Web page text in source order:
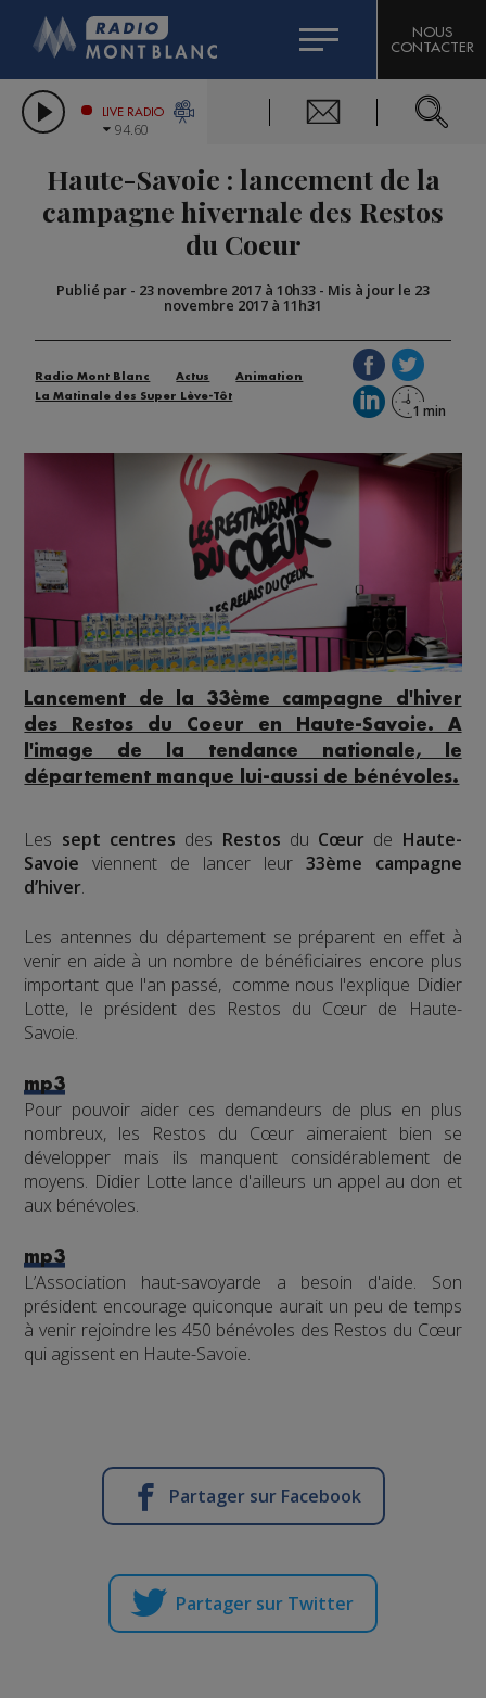
LES CHRONIQUES DE L'EXPERT
CITIZEN MACHINERY
GRAND MASSIF DOMAINES SKIABLES
BIGARD
COMPAGNIE DU MONT-BLANC
NOUS
CONTACTER
LIVE RADIO
94.60
Haute-Savoie : lancement de la
campagne hivernale des Restos
du Coeur
Publié par - 23 novembre 2017 à 10h33 - Mis à jour le 23
novembre 2017 à 11h31
Radio Mont Blanc Actus
Animation
La Matinale des Super Lève-Tôt
Lancement de la 33ème campagne d'hiver
des Restos du Coeur en Haute-Savoie. A
l'image de la tendance nationale, le
département manque lui-aussi de bénévoles.
Les sept centres des Restos du Cœur de Haute-
Savoie viennent de lancer leur 33ème campagne
d’hiver.
Les antennes du département se préparent en effet à
venir en aide à un nombre de bénéficiaires encore plus
important que l'an passé, comme nous l'explique Didier
Lotte, le président des Restos du Cœur de Haute-
Savoie.
mp3
Pour pouvoir aider ces demandeurs de plus en plus
nombreux, les Restos du Cœur aimeraient bien se
développer mais ils manquent considérablement de
moyens. Didier Lotte lance d'ailleurs un appel au don et
aux bénévoles.
mp3
L’Association haut-savoyarde a besoin d'aide. Son
président encourage quiconque aurait un peu de temps
à venir rejoindre les 450 bénévoles des Restos du Cœur
qui agissent en Haute-Savoie.
Partager sur Facebook
Partager sur Twitter